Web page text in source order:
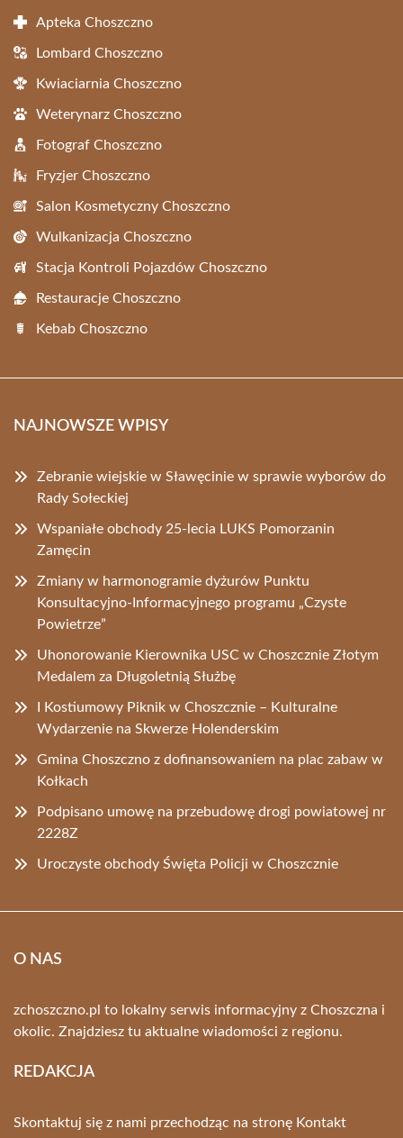
Apteka Choszczno
Lombard Choszczno
Kwiaciarnia Choszczno
Weterynarz Choszczno
Fotograf Choszczno
Fryzjer Choszczno
Salon Kosmetyczny Choszczno
Wulkanizacja Choszczno
Stacja Kontroli Pojazdów Choszczno
Restauracje Choszczno
Kebab Choszczno
NAJNOWSZE WPISY
Zebranie wiejskie w Sławęcinie w sprawie wyborów do
Rady Sołeckiej
Wspaniałe obchody 25-lecia LUKS Pomorzanin
Zamęcin
Zmiany w harmonogramie dyżurów Punktu
Konsultacyjno-Informacyjnego programu „Czyste
Powietrze”
Uhonorowanie Kierownika USC w Choszcznie Złotym
Medalem za Długoletnią Służbę
I Kostiumowy Piknik w Choszcznie – Kulturalne
Wydarzenie na Skwerze Holenderskim
Gmina Choszczno z dofinansowaniem na plac zabaw w
Kołkach
Podpisano umowę na przebudowę drogi powiatowej nr
2228Z
Uroczyste obchody Święta Policji w Choszcznie
O NAS
zchoszczno.pl to lokalny serwis informacyjny z Choszczna i
okolic. Znajdziesz tu aktualne wiadomości z regionu.
REDAKCJA
Skontaktuj się z nami przechodząc na stronę Kontakt